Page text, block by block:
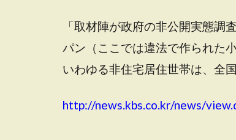
「取材陣が政府の非公開実態調
パン（ここでは違法で作られた
いわゆる非住宅居住世帯は、全
http://news.kbs.co.kr/news/